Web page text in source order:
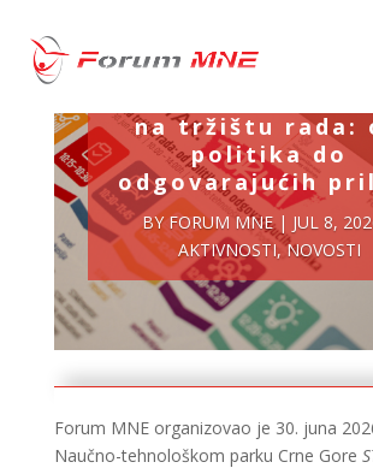
na tržištu rada:
politika do
odgovarajućih
BYFORUM MNE| JUL 8,
AKTIVNOSTI,NOVOSTI
Forum MNE organizovao je 30. juna
Naučno-tehnološkom parku Crne Gore